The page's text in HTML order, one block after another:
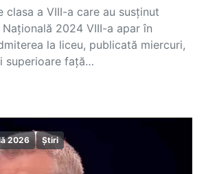
clasa a VIII-a care au susținut
2024 VIII-a apar în
la liceu, publicată miercuri,
superioare față…
2026 Știri